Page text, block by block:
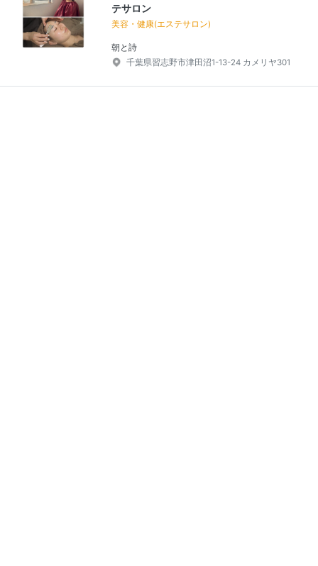
テサロン
美容・健康(エステサロン)
朝と詩
千葉県習志野市津田沼1-13-24 カメリヤ301